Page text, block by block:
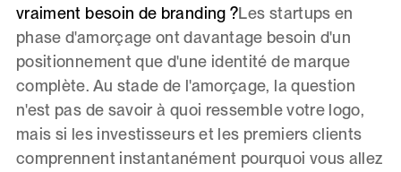
vraiment besoin de branding ?Les startups en
phase d'amorçage ont davantage besoin d'un
positionnement que d'une identité de marque
complète. Au stade de l'amorçage, la question
n'est pas de savoir à quoi ressemble votre logo,
mais si les investisseurs et les premiers clients
comprennent instantanément pourquoi vous allez